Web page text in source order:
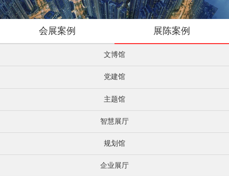
会展案例 展陈案例
文博馆
党建馆
主题馆
智慧展厅
规划馆
企业展厅